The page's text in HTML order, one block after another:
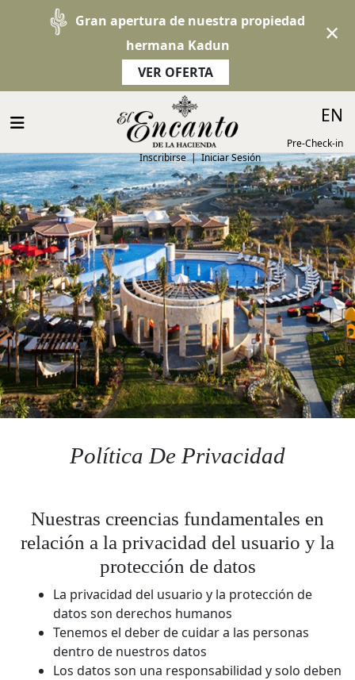
Inscribirse|Iniciar Sesión
Pre-Check-in
Gran apertura de nuestra propiedad
hermana Kadun
VER OFERTA
×
EN
Política De Privacidad
Nuestras creencias fundamentales en
relación a la privacidad del usuario y la
protección de datos
La privacidad del usuario y la protección de
datos son derechos humanos
Tenemos el deber de cuidar a las personas
dentro de nuestros datos
Los datos son una responsabilidad y solo deben